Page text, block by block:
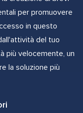
per promuovere
in questo
del tuo
più velocemente, un
la soluzione più